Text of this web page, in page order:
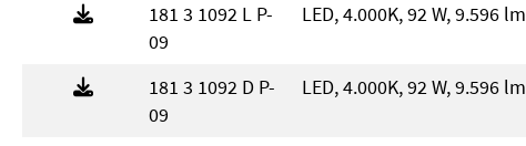
181 3 1092 L P-
09
LED, 4.000K, 92 W, 9.596 lm
181 3 1092 D P-
09
LED, 4.000K, 92 W, 9.596 lm